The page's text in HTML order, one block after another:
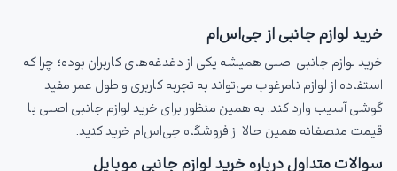
خرید لوازم جانبی از جی‌اس‌ام
خرید لوازم جانبی اصلی همیشه یکی از دغدغه‌های کاربران بوده؛ چرا که
استفاده از لوازم نامرغوب می‌تواند به تجربه کاربری و طول عمر مفید
گوشی آسیب وارد کند. به همین منظور برای خرید لوازم جانبی اصلی با
قیمت منصفانه همین حالا از فروشگاه جی‌اس‌ام خرید کنید.
سوالات متداول درباره خرید لوازم جانبی موبایل